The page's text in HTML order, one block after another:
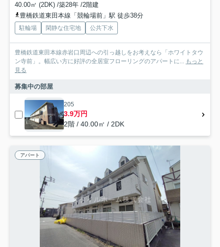
40.00㎡ (2DK) /築28年 /2階建
豊橋鉄道東田本線「競輪場前」駅 徒歩38分
駐輪場 閑静な住宅地 公共下水
豊橋鉄道東田本線赤岩口周辺への引っ越しをお考えなら「ホワイトタウ
ン寺前」。幅広い方に好評の全居室フローリングのアパートに... もっと
見る
募集中の部屋
205
3.9万円
2階 / 40.00㎡ / 2DK
アパート